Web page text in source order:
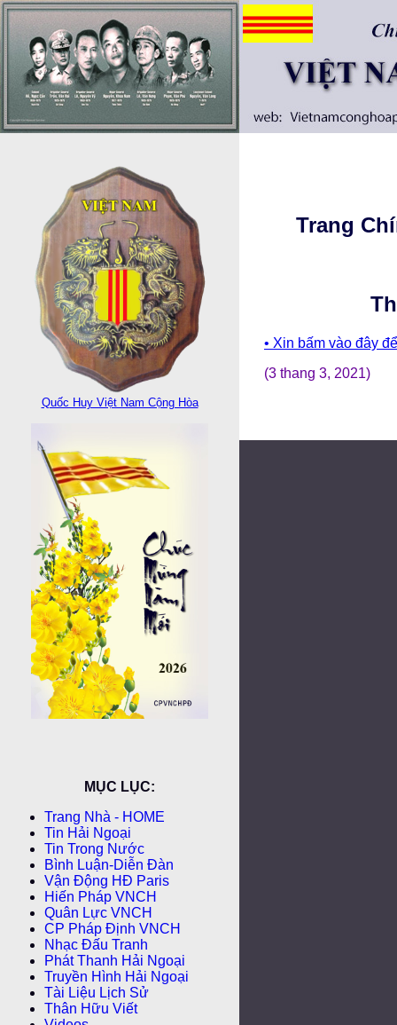
Quốc Huy Việt Nam Cộng Hòa
MỤC LỤC:
Trang Nhà - HOME
Tin Hải Ngoại
Tin Trong Nước
Bình Luận-Diễn Ðàn
Vận Động HĐ Paris
Hiến Pháp VNCH
Quân Lực VNCH
CP Pháp Ðịnh VNCH
Nhạc Đấu Tranh
Phát Thanh Hải Ngoại
Truyền Hình Hải Ngoại
Tài Liệu Lịch Sử
Thân Hữu Viết
Trang
• Xin bấm vào đây
(3 thang 3, 2021)